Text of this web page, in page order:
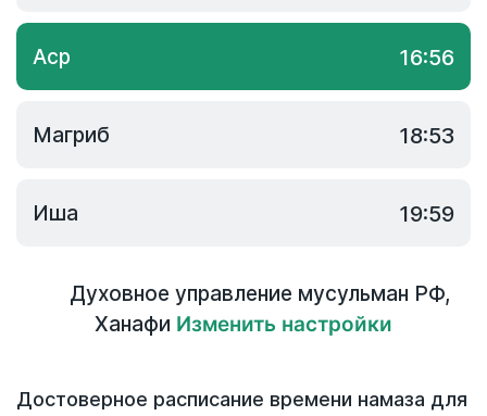
Аср 16:56
Магриб 18:53
Иша 19:59
Духовное управление мусульман РФ,
Ханафи Изменить настройки
Достоверное расписание времени намаза для